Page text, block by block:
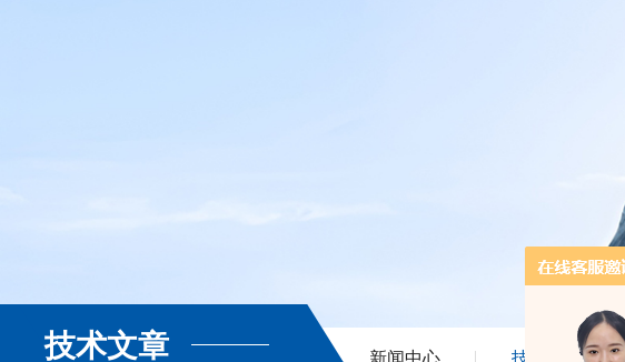
技术文章 新闻中心 技术文章